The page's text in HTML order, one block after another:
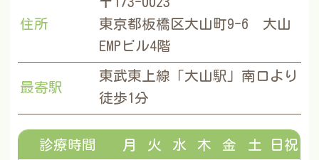
住所
東京都板橋区大山町9-6 大山
EMPビル4階
最寄駅
東武東上線「大山駅」南口より
徒歩1分
診療時間 月 火 水 木 金 土
日祝